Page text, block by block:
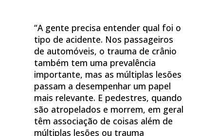
“A gente precisa entender qual foi o
tipo de acidente. Nos passageiros
de automóveis, o trauma de crânio
também tem uma prevalência
importante, mas as múltiplas lesões
passam a desempenhar um papel
mais relevante. E pedestres, quando
são atropelados e morrem, em geral
têm associação de coisas além de
múltiplas lesões ou trauma